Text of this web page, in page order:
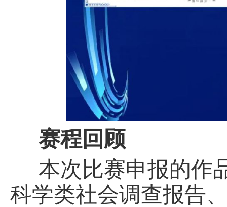
赛程回顾
本次比赛申报的作
科学类社会调查报告